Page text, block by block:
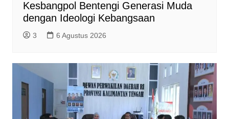
Kesbangpol Bentengi Generasi Muda
dengan Ideologi Kebangsaan
3 6 Agustus 2026